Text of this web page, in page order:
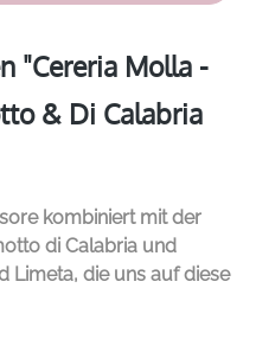
"Cereria Molla -
& Di Calabria
kombiniert mit der
di Calabria und
Limeta, die uns auf diese